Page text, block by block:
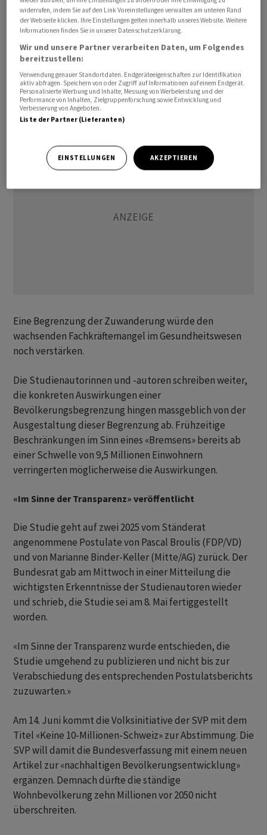
Diese Entlastungen seien jedoch deutlich geringer als
die identifizierten Kosten. So würde sich das AHV-
Umlageergebnis über Jahrzehnte um mehrere
Milliarden Franken pro Jahr verschlechtern. Die
Steuereinnahmen sänken stärker als die Ausgaben, und
der Anteil der Gesundheitskosten am Volkseinkommen
stiege stärker als ohne Begrenzung.
Eine Begrenzung der Zuwanderung würde den
wachsenden Fachkräftemangel im Gesundheitswesen
noch verstärken.
Die Studienautorinnen und -autoren schreiben weiter,
die konkreten Auswirkungen einer
Bevölkerungsbegrenzung hingen massgeblich von der
Ausgestaltung dieser Begrenzung ab. Frühzeitige
Beschränkungen im Sinn eines «Bremsens» bereits ab
einer Schwelle von 9,5 Millionen Einwohnern
verringerten möglicherweise die Auswirkungen.
«Im Sinne der Transparenz» veröffentlicht
Die Studie geht auf zwei 2025 vom Ständerat
angenommene Postulate von Pascal Broulis (FDP/VD)
und von Marianne Binder-Keller (Mitte/AG) zurück. Der
Bundesrat gab am Mittwoch in einer Mitteilung die
wichtigsten Erkenntnisse der Studienautoren wieder
und schrieb, die Studie sei am 8. Mai fertiggestellt
worden.
«Im Sinne der Transparenz wurde entschieden, die
Studie umgehend zu publizieren und nicht bis zur
Verabschiedung des entsprechenden Postulatsberichts
zuzuwarten.»
Am 14. Juni kommt die Volksinitiative der SVP mit dem
Titel «Keine 10-Millionen-Schweiz» zur Abstimmung. Die
SVP will damit die Bundesverfassung mit einem neuen
Artikel zur «nachhaltigen Bevölkerungsentwicklung»
ergänzen. Demnach dürfte die ständige
Wohnbevölkerung zehn Millionen vor 2050 nicht
überschreiten.
widerrufen, indem Sie auf den Link Voreinstellungen verwalten am unteren Rand
der Webseite klicken. Ihre Einstellungen gelten innerhalb unseres Website. Weitere
Informationen finden Sie in unserer Datenschutzerklärung.
Wir und unsere Partner verarbeiten Daten, um Folgendes
bereitzustellen:
Verwendung genauer Standortdaten. Endgeräteeigenschaften zur Identifikation
aktiv abfragen. Speichern von oder Zugriff auf Informationen auf einem Endgerät.
Personalisierte Werbung und Inhalte, Messung von Werbeleistung und der
Performance von Inhalten, Zielgruppenforschung sowie Entwicklung und
Verbesserung von Angeboten.
Liste der Partner (Lieferanten)
EINSTELLUNGEN AKZEPTIEREN